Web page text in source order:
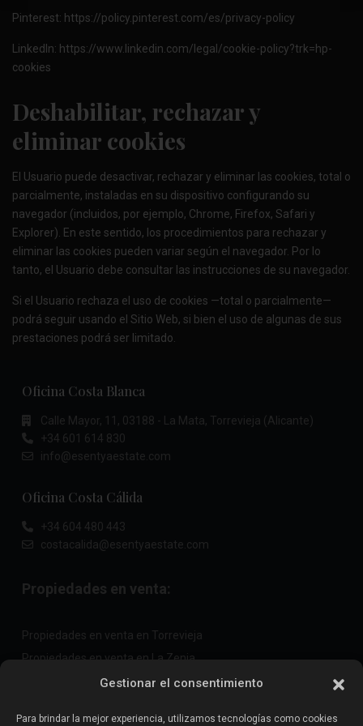
Gestionar el consentimiento
Para brindar la mejor experiencia, utilizamos tecnologías como cookies
Pinterest: https://policy.pinterest.com/es/privacy-policy
LinkedIn: https://www.linkedin.com/legal/cookie-policy?trk=hp-
cookies
Deshabilitar, rechazar y
eliminar cookies
El Usuario puede desactivar, rechazar y eliminar las cookies, total o
parcialmente, instaladas en su dispositivo configurando su
navegador (incluidos, por ejemplo, Chrome, Firefox, Safari y
Explorer). En este sentido, los procedimientos para rechazar y
eliminar las cookies pueden variar según el navegador. Por lo
tanto, el Usuario debe consultar las instrucciones de su navegador.
Si el Usuario rechaza el uso de cookies —total o parcialmente—
podrá seguir usando el Sitio Web, si bien el uso de algunas de sus
prestaciones podrá ser limitado.
Oficina Costa Blanca
Calle Mayor, 11, 03188 - La Mata, Torrevieja (Alicante)
+34 601 614 830
info@esentyaestate.com
Oficina Costa Cálida
+34 604 480 443
costacalida@esentyaestate.com
Propiedades en venta:
Propiedades en venta en Torrevieja
Propiedades en venta en La Zenia
Propiedades en venta en Cabo Roig